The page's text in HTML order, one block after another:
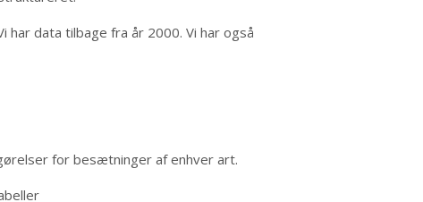
har data tilbage fra år 2000. Vi har også
for besætninger af enhver art.